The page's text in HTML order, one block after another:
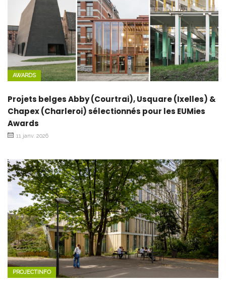
AWARDS
Projets belges Abby (Courtrai), Usquare (Ixelles) &
Chapex (Charleroi) sélectionnés pour les EUMies
Awards
11 janv. 2026
PROJECTINFO